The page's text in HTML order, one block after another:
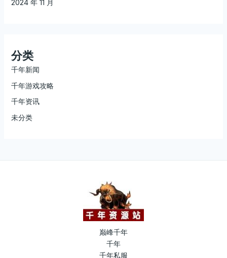
2024 年 11 月
分类
千年新闻
千年游戏攻略
千年资讯
未分类
巅峰千年
千年
千年私服